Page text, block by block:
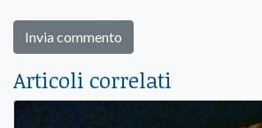
Articoli correlati